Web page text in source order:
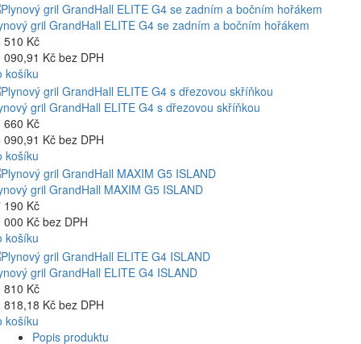
gril GrandHall ELITE G4 se zadním a bočním hořákem
510 Kč
090,91 Kč bez DPH
košíku
gril GrandHall ELITE G4 s dřezovou skříňkou
660 Kč
090,91 Kč bez DPH
košíku
gril GrandHall MAXIM G5 ISLAND
190 Kč
000 Kč bez DPH
košíku
gril GrandHall ELITE G4 ISLAND
810 Kč
818,18 Kč bez DPH
košíku
Popis produktu